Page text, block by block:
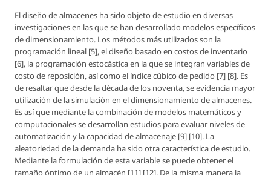
El diseño de almacenes ha sido objeto de estudio en diversas
investigaciones en las que se han desarrollado modelos específicos
de dimensionamiento. Los métodos más utilizados son la
programación lineal [5], el diseño basado en costos de inventario
[6], la programación estocástica en la que se integran variables de
costo de reposición, así como el índice cúbico de pedido [7] [8]. Es
de resaltar que desde la década de los noventa, se evidencia mayor
utilización de la simulación en el dimensionamiento de almacenes.
Es así que mediante la combinación de modelos matemáticos y
computacionales se desarrollan estudios para evaluar niveles de
automatización y la capacidad de almacenaje [9] [10]. La
aleatoriedad de la demanda ha sido otra característica de estudio.
Mediante la formulación de esta variable se puede obtener el
tamaño óptimo de un almacén [11] [12]. De la misma manera la